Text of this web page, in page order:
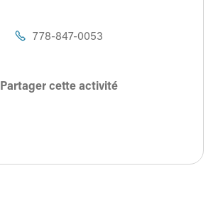
 778-847-0053
Partager cette activité